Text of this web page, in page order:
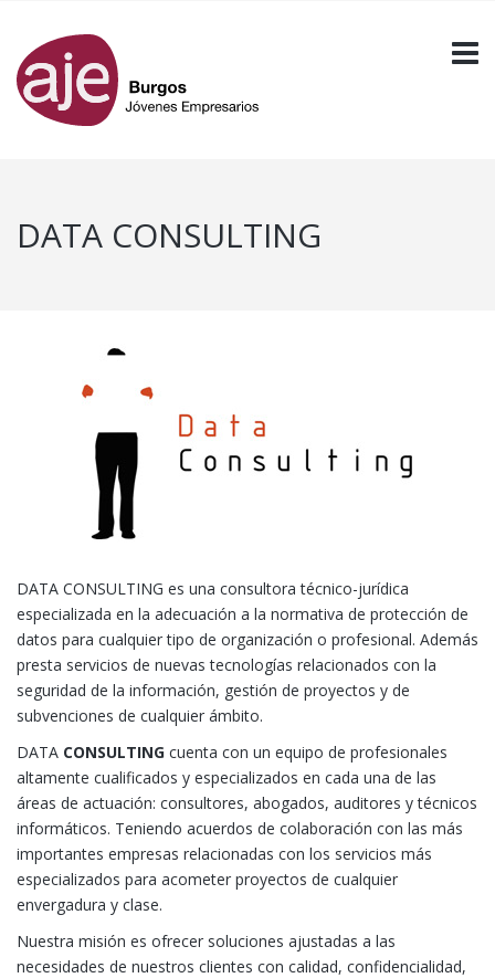
DATA CONSULTING
DATA CONSULTING es una consultora técnico-jurídica
especializada en la adecuación a la normativa de protección de
datos para cualquier tipo de organización o profesional. Además
presta servicios de nuevas tecnologías relacionados con la
seguridad de la información, gestión de proyectos y de
subvenciones de cualquier ámbito.
DATA CONSULTING cuenta con un equipo de profesionales
altamente cualificados y especializados en cada una de las
áreas de actuación: consultores, abogados, auditores y técnicos
informáticos. Teniendo acuerdos de colaboración con las más
importantes empresas relacionadas con los servicios más
especializados para acometer proyectos de cualquier
envergadura y clase.
Nuestra misión es ofrecer soluciones ajustadas a las
necesidades de nuestros clientes con calidad, confidencialidad,